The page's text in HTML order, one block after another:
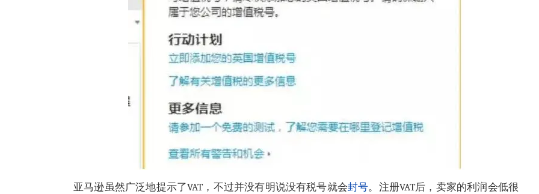
亚马逊虽然广泛地提示了VAT，不过并没有明说没有税号就会封号。注册VAT后，卖家的利润会低很